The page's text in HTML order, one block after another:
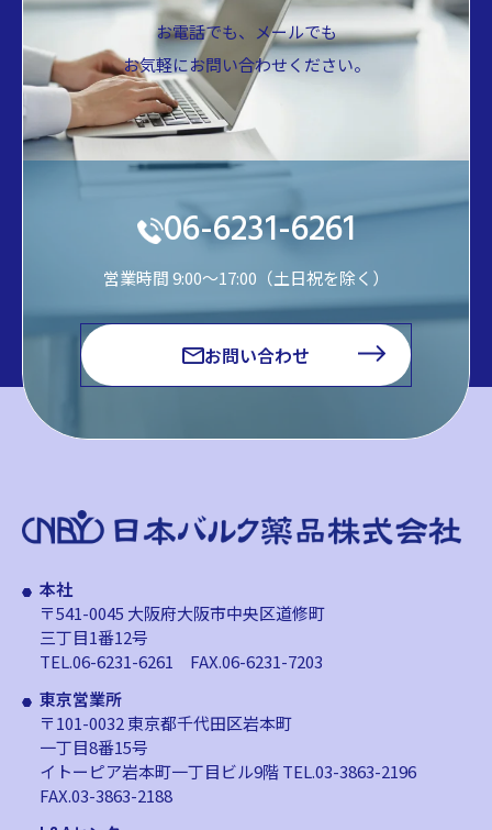
お電話でも、メールでも
お気軽にお問い合わせください。
06-6231-6261
営業時間 9:00～17:00（土日祝を除く）
お問い合わせ
本社
〒541-0045 大阪府大阪市中央区道修町
三丁目1番12号
TEL.06-6231-6261 FAX.06-6231-7203
東京営業所
〒101-0032 東京都千代田区岩本町
一丁目8番15号
イトーピア岩本町一丁目ビル9階TEL.03-3863-2196
FAX.03-3863-2188